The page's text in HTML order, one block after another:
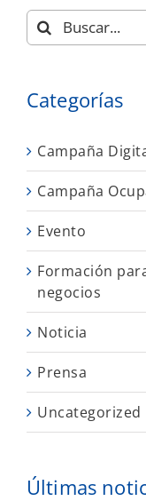
Buscar:
Categorías
Campaña
Campaña
Evento
Formación
negocios
Noticia
Prensa
Uncategorized
Últimas